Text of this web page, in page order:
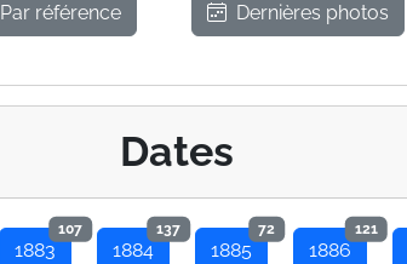
Par référence Dernières photos
Dates
1883
107
1884
137
1885
72
1886
121